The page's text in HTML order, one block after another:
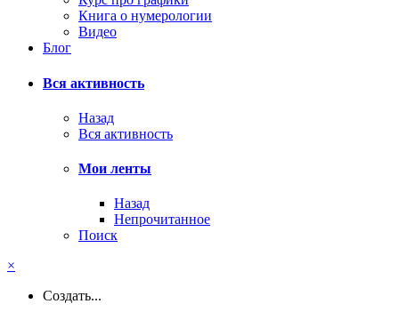
Книга о нумерологии
Видео
Блог
Вся активность
Назад
Вся активность
Мои ленты
Назад
Непрочитанное
Поиск
×
Создать...